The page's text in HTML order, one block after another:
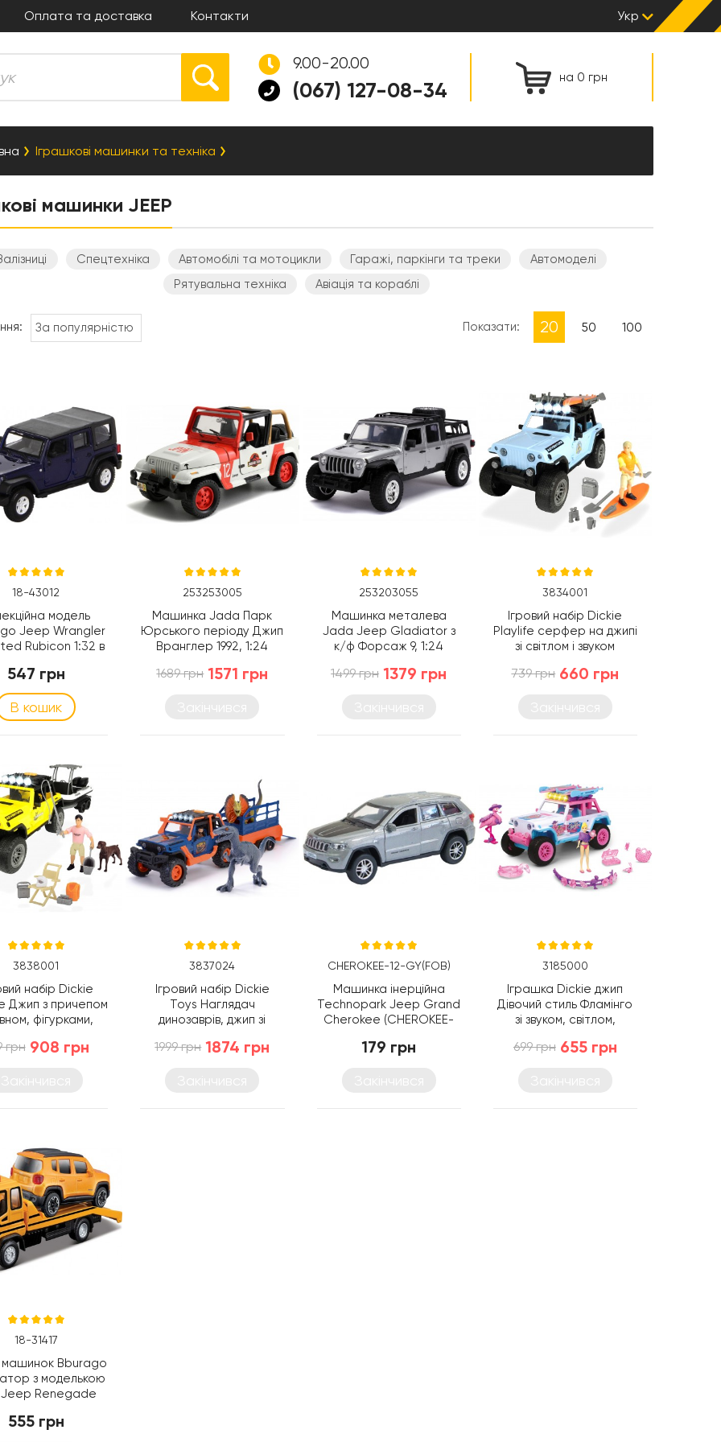
Оплата та доставка Контакти Укр
на 0 грн
9.00-20.00
(067) 127-08-34
Іграшкові машинки та техніка
машинки JEEP
Спецтехніка Автомобілі та мотоцикли Гаражі, паркінги та треки
Автомоделі
Рятувальна техніка
Авіація та кораблі
Показати: 20 50 100
18-43012
модель
Jeep Wrangler
Rubicon 1:32 в
547 грн
В кошик
253253005
Машинка Jada Парк
Юрського періоду Джип
Вранглер 1992, 1:24
1689 грн 1571 грн
253203055
Машинка металева
Jada Jeep Gladiator з
к/ф Форсаж 9, 1:24
1499 грн 1379 грн
3834001
Ігровий набір Dickie
Playlife серфер на джипі
зі світлом і звуком
739 грн 660 грн
3838001
набір Dickie
Джип з причепом
фігурками,
(3838001)
грн 908 грн
3837024
Ігровий набір Dickie
Toys Наглядач
динозаврів, джип зі
ефектами, 2 динозаври,1
1999 грн 1874 грн
CHEROKEE-12-GY(FOB)
Машинка інерційна
Technopark Jeep Grand
Cherokee (CHEROKEE-
179 грн
3185000
Іграшка Dickie джип
Дівочий стиль Фламінго
зі звуком, світлом,
22см (3185000)
699 грн 655 грн
18-31417
машинок Bburago
з моделькою
Jeep Renegade
555 грн